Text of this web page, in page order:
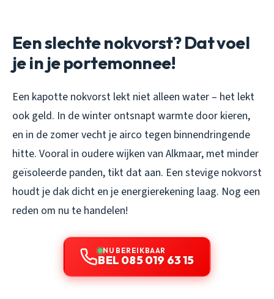
Een slechte nokvorst? Dat voel
je in je portemonnee!
Een kapotte nokvorst lekt niet alleen water – het lekt
ook geld. In de winter ontsnapt warmte door kieren,
en in de zomer vecht je airco tegen binnendringende
hitte. Vooral in oudere wijken van Alkmaar, met minder
geïsoleerde panden, tikt dat aan. Een stevige nokvorst
houdt je dak dicht en je energierekening laag. Nog een
reden om nu te handelen!
NU BEREIKBAAR
BEL 085 019 63 15